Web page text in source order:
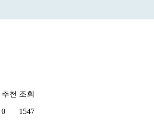
추천 조회
0 1547